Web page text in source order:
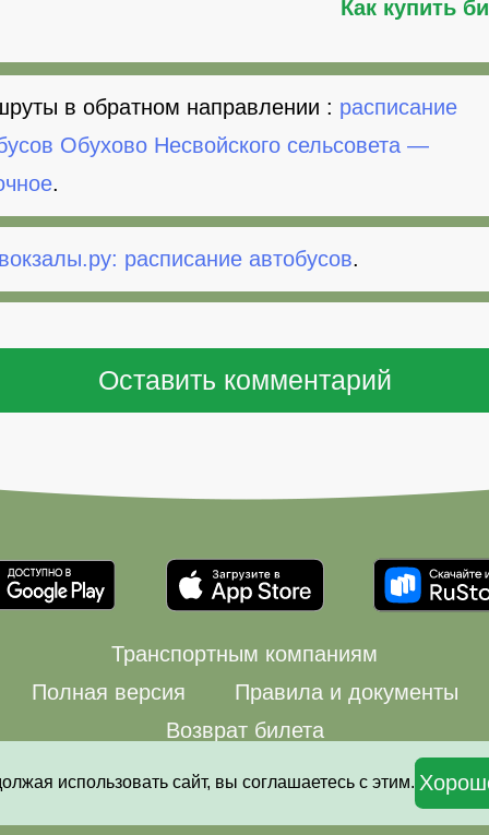
Как купить
в обратном направлении : расписание
Обухово Несвойского сельсовета —
.
расписание автобусов.
Транспортным компаниям
Полная версия
Правила и документы
Возврат билета
© 2008—2026 Автовокзалы.ру
использовать сайт, вы соглашаетесь с этим.